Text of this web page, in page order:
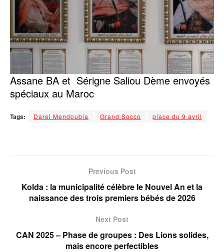
Assane BA et Sérigne Saliou Dème envoyés
spéciaux au Maroc
Tags: Darel Mendoubia Grand Socco place du 9 avril
Previous Post
Kolda : la municipalité célèbre le Nouvel An et la
naissance des trois premiers bébés de 2026
Next Post
‎CAN 2025 – Phase de groupes : Des Lions solides,
mais encore perfectibles